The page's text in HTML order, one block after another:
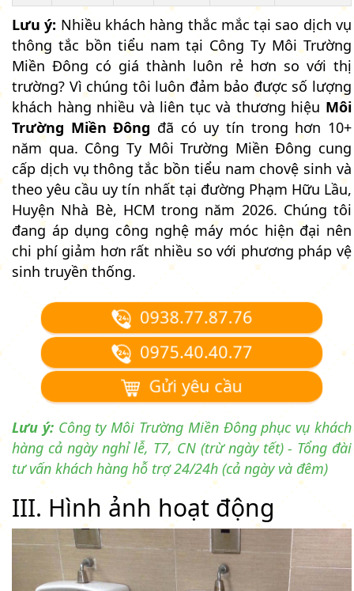
Lưu ý: Nhiều khách hàng thắc mắc tại sao dịch vụ
thông tắc bồn tiểu nam tại Công Ty Môi Trường
Miền Đông có giá thành luôn rẻ hơn so với thị
trường? Vì chúng tôi luôn đảm bảo được số lượng
khách hàng nhiều và liên tục và thương hiệu Môi
Trường Miền Đông đã có uy tín trong hơn 10+
năm qua. Công Ty Môi Trường Miền Đông cung
cấp dịch vụ thông tắc bồn tiểu nam chovệ sinh và
theo yêu cầu uy tín nhất tại đường Phạm Hữu Lầu,
Huyện Nhà Bè, HCM trong năm 2026. Chúng tôi
đang áp dụng công nghệ máy móc hiện đại nên
chi phí giảm hơn rất nhiều so với phương pháp vệ
sinh truyền thống.
0938.77.87.76
0975.40.40.77
Gửi yêu cầu
Lưu ý:Công ty Môi Trường Miền Đông phục vụ khách
hàng cả ngày nghỉ lễ, T7, CN (trừ ngày tết) - Tổng đài
tư vấn khách hàng hỗ trợ 24/24h (cả ngày và đêm)
III. Hình ảnh hoạt động